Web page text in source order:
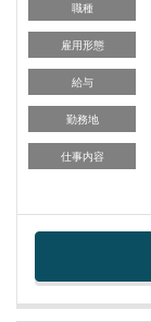
職種
雇用形態
給与
勤務地
仕事内容